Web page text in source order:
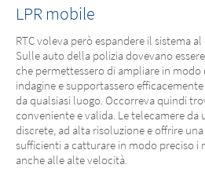
LPR mobile
RTC voleva però espandere il sistema
Sulle auto della polizia dovevano
che permettessero di ampliare in
indagine e supportassero
da qualsiasi luogo. Occorreva quindi
conveniente e valida. Le telecamere da
discrete, ad alta risoluzione e offrire
sufficienti a catturare in modo preciso i
anche alle alte velocità.